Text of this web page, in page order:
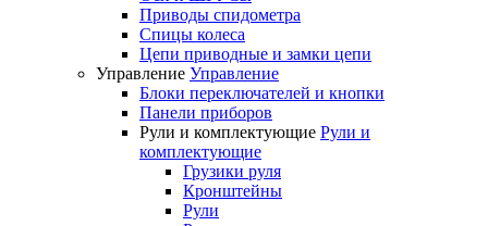
Приводы спидометра
Спицы колеса
Цепи приводные и замки цепи
Управление Управление
Блоки переключателей и кнопки
Панели приборов
Рули и комплектующие Рули и
комплектующие
Грузики руля
Кронштейны
Рули